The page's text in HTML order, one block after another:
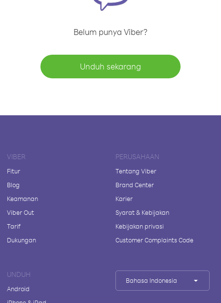
Belum punya Viber?
Unduh sekarang
VIBER
Fitur
Blog
Keamanan
Viber Out
Tarif
Dukungan
PERUSAHAAN
Tentang Viber
Brand Center
Karier
Syarat & Kebijakan
Kebijakan privasi
Customer Complaints Code
UNDUH
Android
Bahasa Indonesia